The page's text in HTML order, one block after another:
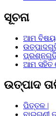
ସୂଚନା
ଆମ
ଆମ ସହିତ
ଉତ୍ପାଦ
ପିତ୍ତଳ |
ବାଇଗଣୀ